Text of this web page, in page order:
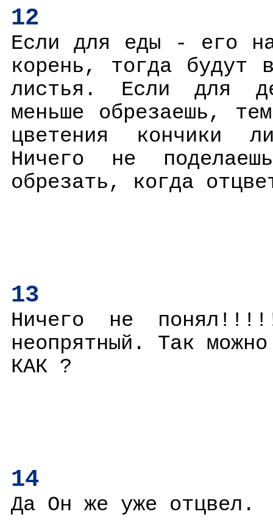
12
Если для еды - его
корень, тогда будут
листья. Если для
меньше обрезаешь,
цветения кончики
Ничего не
обрезать, когда
13
Ничего не
неопрятный. Так
КАК ?
14
Да Он же уже отцвел.